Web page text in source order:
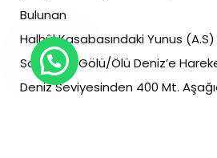
Bulunan
Halhûl Kasabasındaki Yunus
Sonra Lut Gölü/Ölü Deniz’e
Deniz Seviyesinden 400 Mt.